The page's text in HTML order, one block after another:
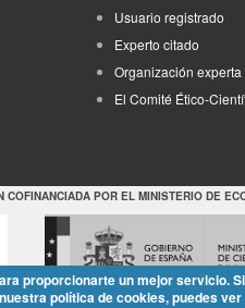
Usuario registrado
Experto citado
Organización experta
El Comité Ético-
COFINANCIADA POR EL MINISTERIO DE
proporcionarte un mejor servicio.
política de cookies, puedes